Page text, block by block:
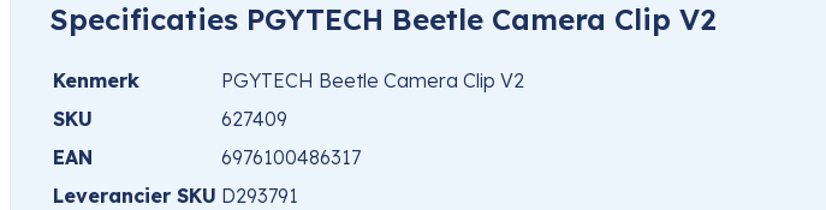
Specificaties PGYTECH Beetle Camera Clip V2
Kenmerk
PGYTECH Beetle Camera Clip V2
SKU
627409
EAN
6976100486317
Leverancier SKU D293791